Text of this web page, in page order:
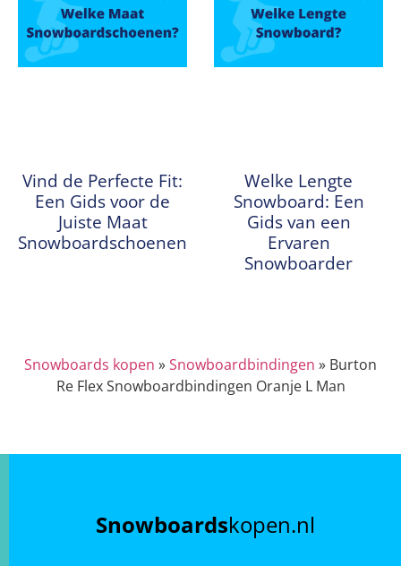
Vind de Perfecte Fit:
Een Gids voor de
Juiste Maat
Snowboardschoenen
Welke Lengte
Snowboard: Een
Gids van een
Ervaren
Snowboarder
Snowboards kopen »Snowboardbindingen » Burton
Re Flex Snowboardbindingen Oranje L Man
Snowboardskopen.nl